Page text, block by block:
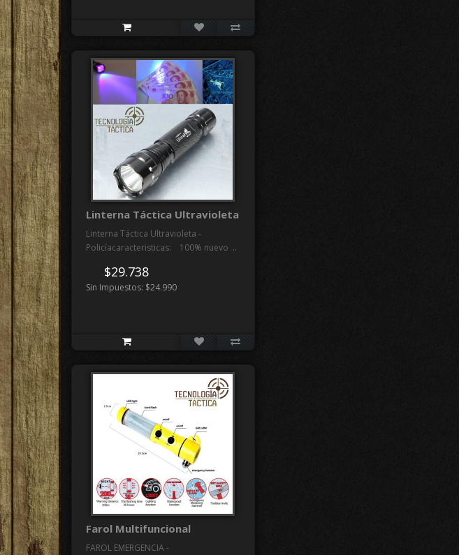
Linterna Táctica Ultravioleta
Linterna Táctica Ultravioleta -
Policíacaracteristicas: 100% nuevo ..
$29.738
Sin Impuestos: $24.990
Farol Multifuncional
FAROL EMERGENCIA -